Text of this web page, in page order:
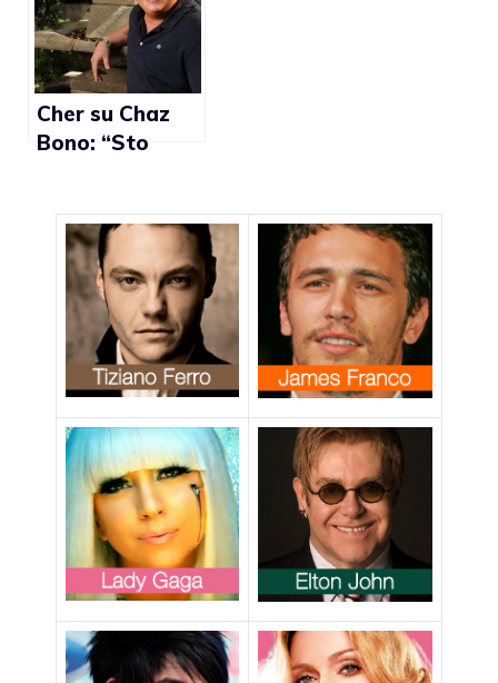
gay, non lo
emarginerei”
Cher su Chaz
Bono: “Sto
come un uomo”